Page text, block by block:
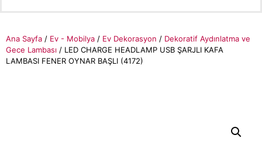
Ana Sayfa / Ev - Mobilya / Ev Dekorasyon / Dekoratif Aydınlatma ve
Gece Lambası / LED CHARGE HEADLAMP USB ŞARJLI KAFA
LAMBASI FENER OYNAR BAŞLI (4172)